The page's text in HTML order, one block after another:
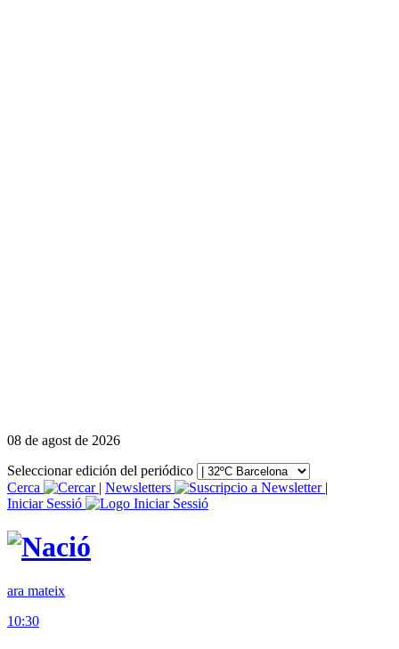
08 de agost de 2026
Seleccionar edición del periódico
Cerca
| Newsletters
|
Iniciar Sessió
ara mateix
10:30